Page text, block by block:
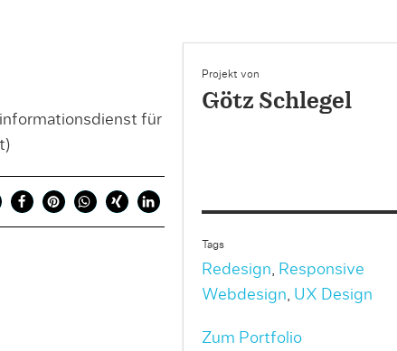
für
Projekt von
Götz Schlegel
Tags
Redesign, Responsive
Webdesign, UX Design
Zum Portfolio